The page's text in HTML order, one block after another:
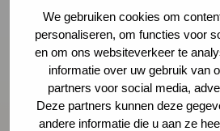
We gebruiken cookies om
personaliseren, om functies voor
en om ons websiteverkeer te
informatie over uw gebruik van
partners voor social media,
Deze partners kunnen deze
andere informatie die u aan ze
Onze nieuwsbrief
Schrijf je in